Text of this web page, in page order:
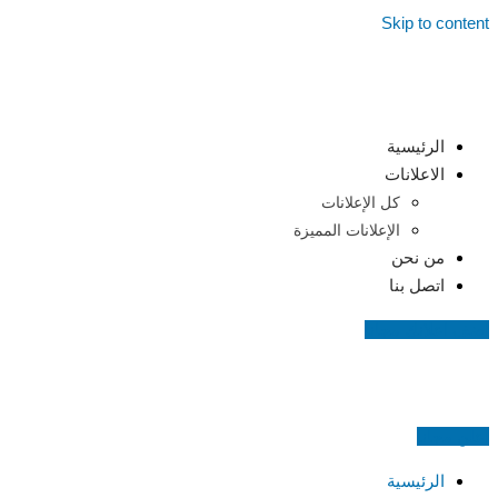
Skip to content
الرئيسية
الاعلانات
كل الإعلانات
الإعلانات المميزة
من نحن
اتصل بنا
الرئيسية